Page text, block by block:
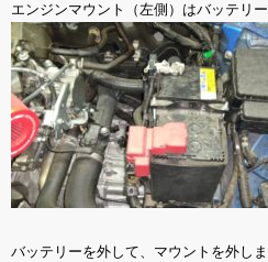
エンジンマウント（左側）はバッテリー
バッテリーを外して、マウントを外しま